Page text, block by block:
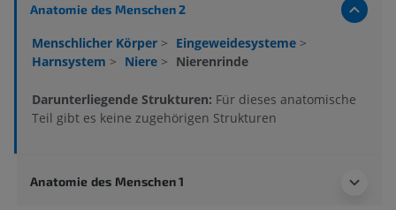
Anatomie des Menschen 2
Menschlicher Körper > Eingeweidesysteme >
Harnsystem > Niere > Nierenrinde
Darunterliegende Strukturen: Für dieses anatomische
Teil gibt es keine zugehörigen Strukturen
Anatomie des Menschen 1